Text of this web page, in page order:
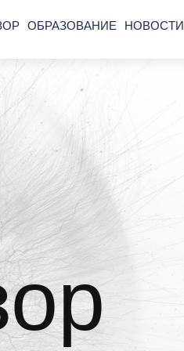
ОБРАЗОВАНИЕ НОВОСТИ